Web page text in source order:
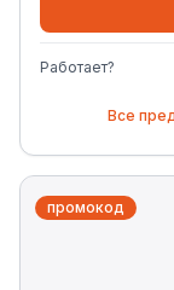
Работает?
Все
промокод